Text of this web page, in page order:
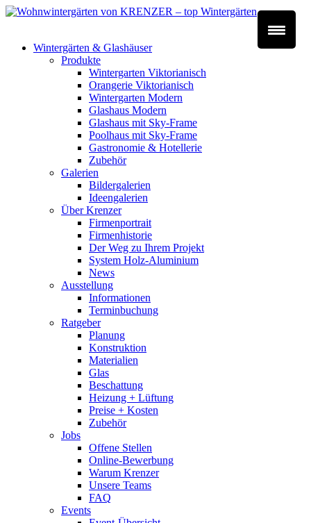
Wintergärten & Glashäuser
Produkte
Wintergarten Viktorianisch
Orangerie Viktorianisch
Wintergarten Modern
Glashaus Modern
Glashaus mit Sky-Frame
Poolhaus mit Sky-Frame
Gastronomie & Hotellerie
Zubehör
Galerien
Bildergalerien
Ideengalerien
Über Krenzer
Firmenportrait
Firmenhistorie
Der Weg zu Ihrem Projekt
System Holz-Aluminium
News
Ausstellung
Informationen
Terminbuchung
Ratgeber
Planung
Konstruktion
Materialien
Glas
Beschattung
Heizung + Lüftung
Preise + Kosten
Zubehör
Jobs
Offene Stellen
Online-Bewerbung
Warum Krenzer
Unsere Teams
FAQ
Events